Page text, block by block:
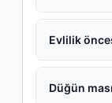
Evlilik
Düğün